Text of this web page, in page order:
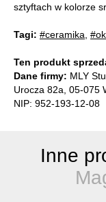
sztyftach w kolorze
Tagi: #ceramika
Ten produkt
Dane firmy: MLY
Urocza 82a, 05-075
NIP: 952-193-12-08
Inne